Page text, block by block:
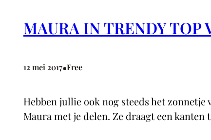
MAURA IN TRENDY TOP
12 mei 2017•Free
Hebben jullie ook nog steeds het
Maura met je delen. Ze draagt een